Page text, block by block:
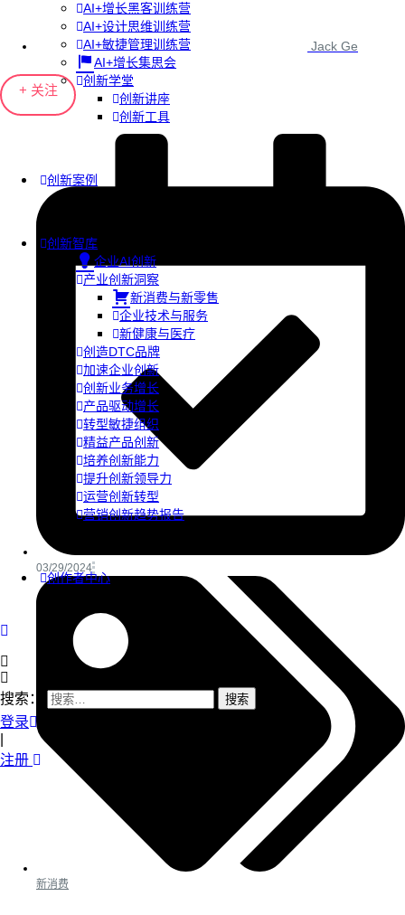
AI+增长黑客训练营
AI+设计思维训练营
AI+敏捷管理训练营
AI+增长集思会
创新学堂
创新讲座
创新工具
创新案例
创新智库
企业AI创新
产业创新洞察
新消费与新零售
企业技术与服务
新健康与医疗
创造DTC品牌
加速企业创新
创新业务增长
产品驱动增长
转型敏捷组织
精益产品创新
培养创新能力
提升创新领导力
运营创新转型
营销创新趋势报告
创作者中心
搜索：
登录
注册
Jack Ge
+ 关注
03/29/2024
新消费